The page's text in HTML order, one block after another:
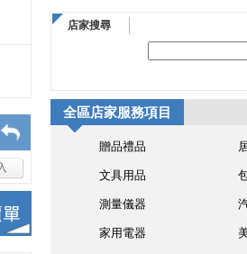
店家搜尋
全區店家服務項目
贈品禮品
文具用品
測量儀器
家用電器